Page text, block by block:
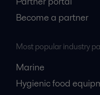
Become a partner
Most popular industry
Marine
Hygienic food